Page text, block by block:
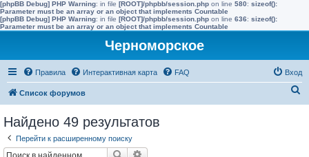
[phpBB Debug] PHP Warning: in file [ROOT]/phpbb/session.php on line 580: sizeof():
Parameter must be an array or an object that implements Countable
[phpBB Debug] PHP Warning: in file [ROOT]/phpbb/session.php on line 636: sizeof():
Parameter must be an array or an object that implements Countable
Черноморское
Правила Интерактивная карта FAQ Вход
Список форумов
Найдено 49 результатов
Перейти к расширенному поиску